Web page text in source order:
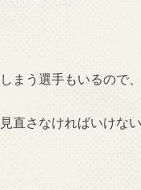
まう選手もいるので、
直さなければいけな